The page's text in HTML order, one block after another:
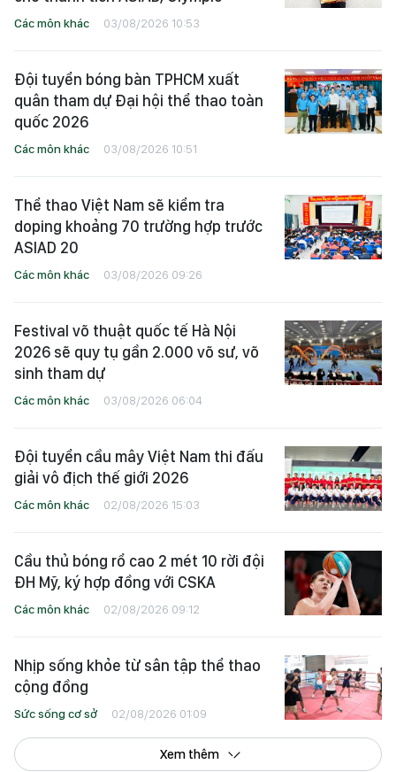
Các môn khác 03/08/2026 10:53
Đội tuyển bóng bàn TPHCM xuất
quân tham dự Đại hội thể thao toàn
quốc 2026
Các môn khác 03/08/2026 10:51
Thể thao Việt Nam sẽ kiểm tra
doping khoảng 70 trường hợp trước
ASIAD 20
Các môn khác 03/08/2026 09:26
Festival võ thuật quốc tế Hà Nội
2026 sẽ quy tụ gần 2.000 võ sư, võ
sinh tham dự
Các môn khác 03/08/2026 06:04
Đội tuyển cầu mây Việt Nam thi đấu
giải vô địch thế giới 2026
Các môn khác 02/08/2026 15:03
Cầu thủ bóng rổ cao 2 mét 10 rời đội
ĐH Mỹ, ký hợp đồng với CSKA
Các môn khác 02/08/2026 09:12
Nhịp sống khỏe từ sân tập thể thao
cộng đồng
Sức sống cơ sở 02/08/2026 01:09
Xem thêm